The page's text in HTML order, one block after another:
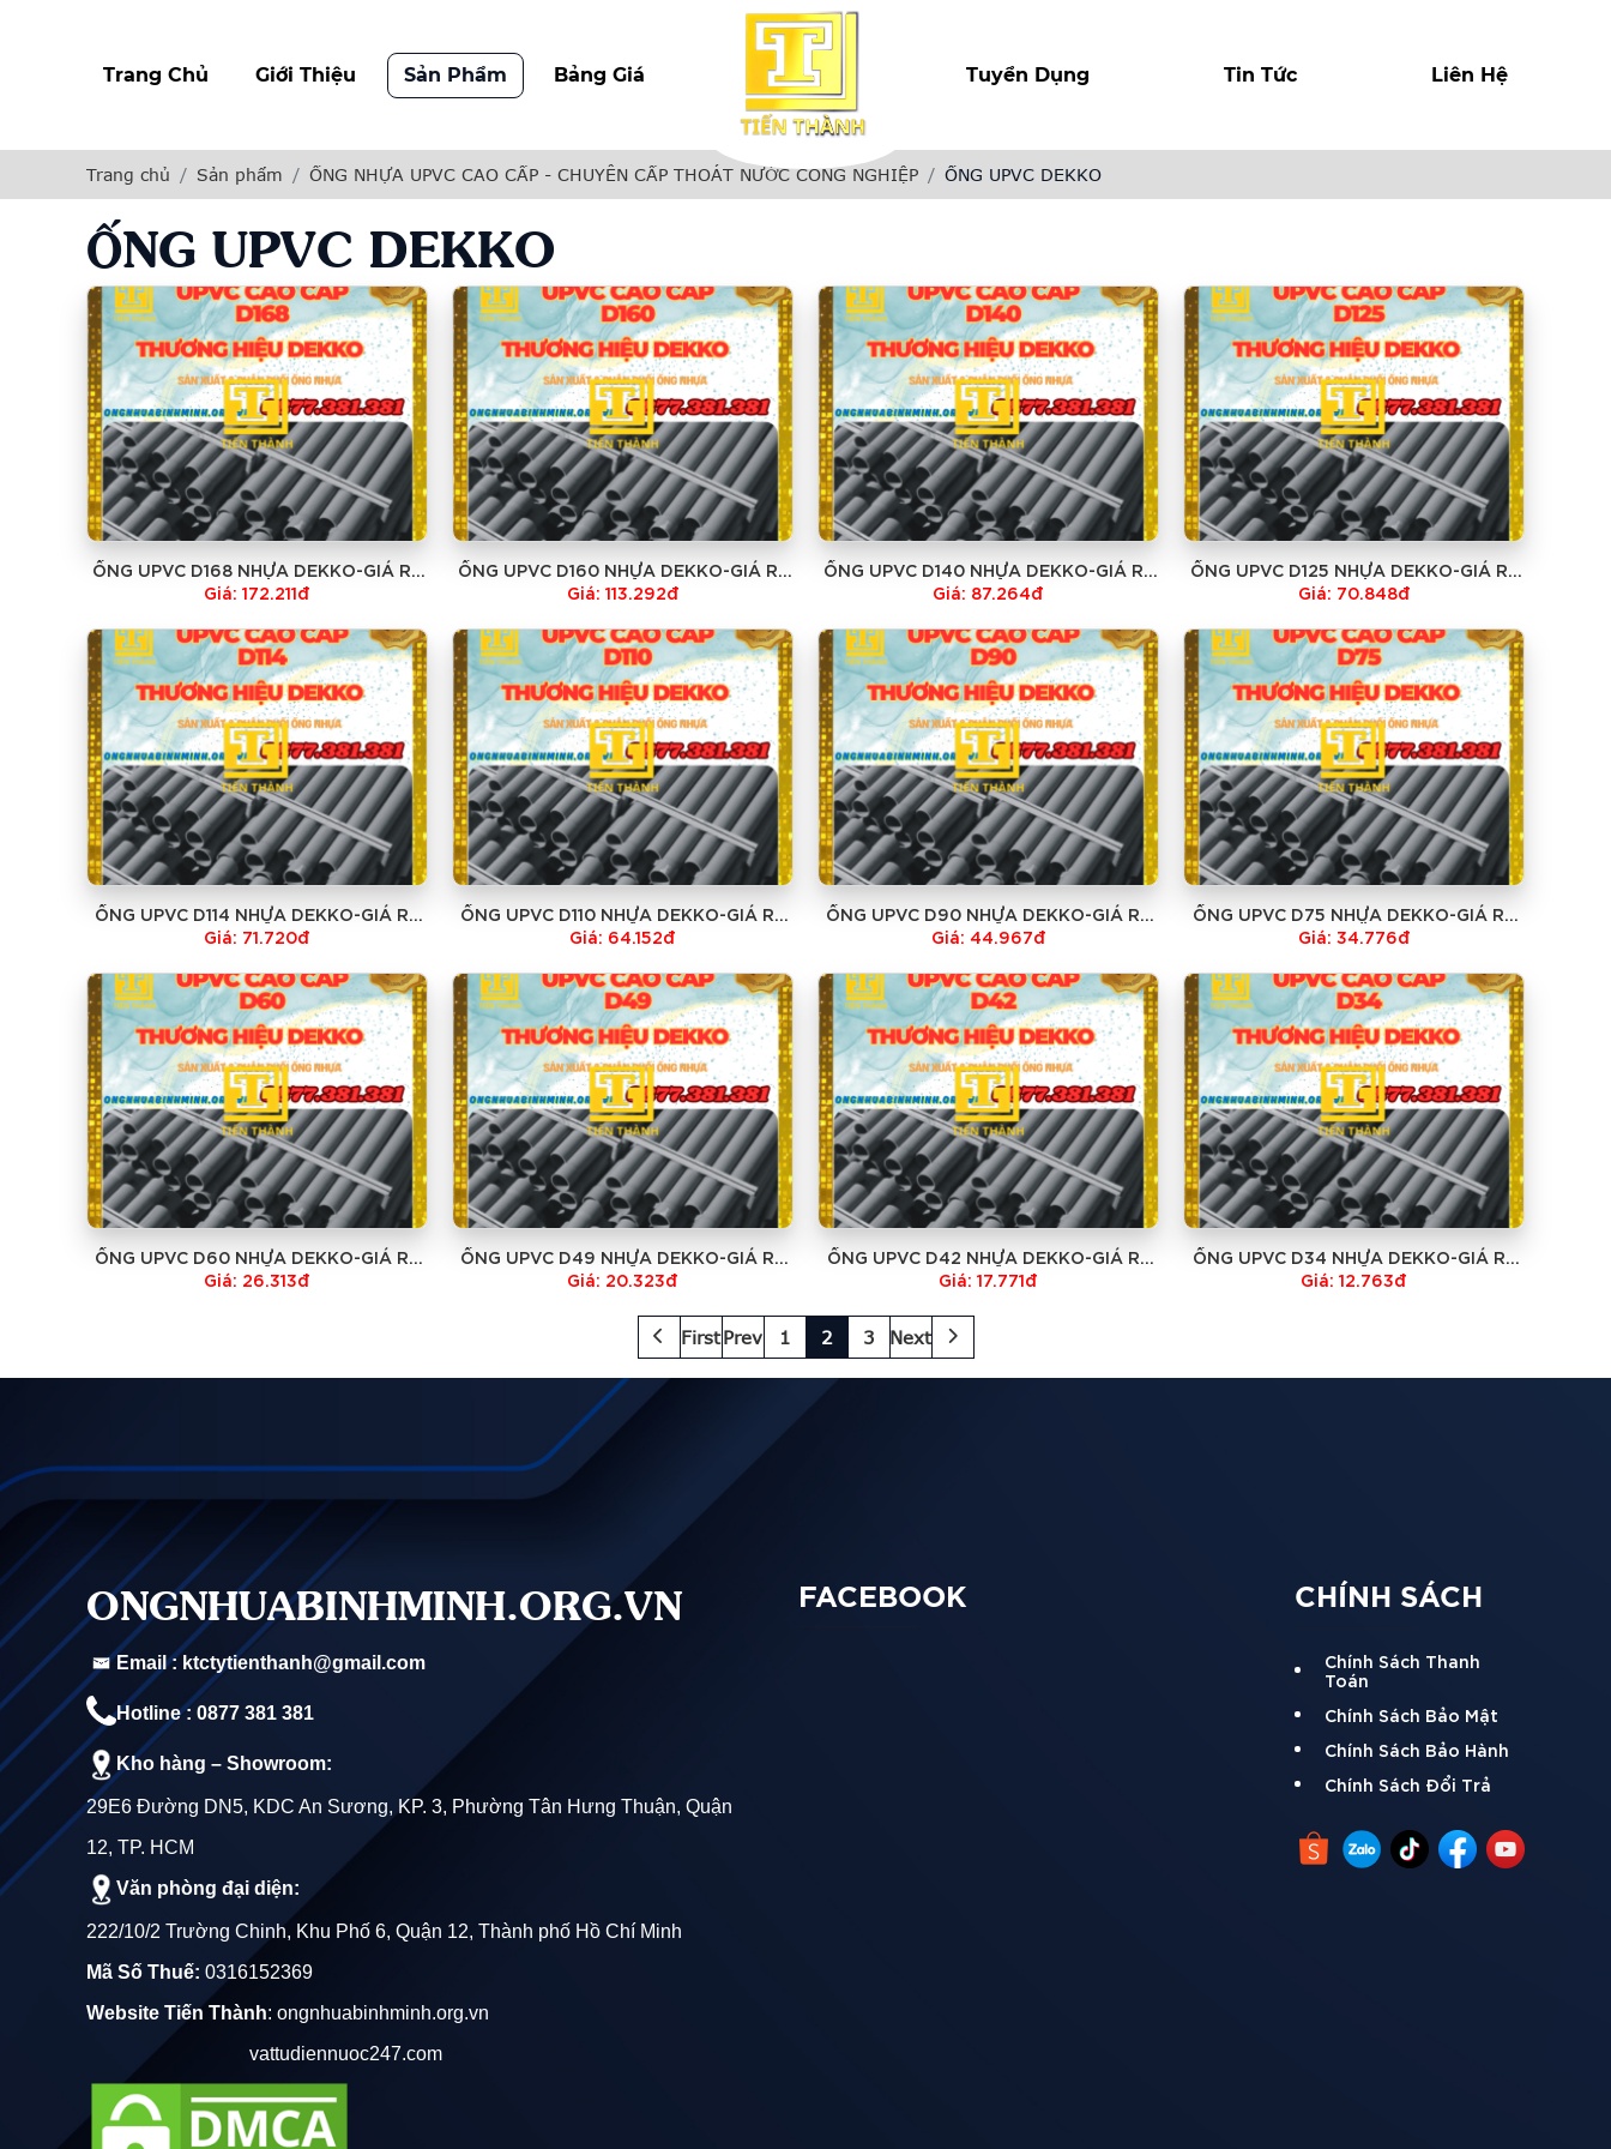
Trang Chủ Giới Thiệu Sản Phẩm Bảng Giá Tuyển Dụng Tin Tức Liên Hệ
Trang chủ Sản phẩm ỐNG NHỰA UPVC CAO CẤP - CHUYÊN CẤP THOÁT NƯỚC CÔNG NGHIỆP ỐNG UPVC DEKKO
ỐNG UPVC DEKKO
ỐNG UPVC D168 NHỰA DEKKO-GIÁ RẺ
NHẤT
Giá: 172.211đ
ỐNG UPVC D160 NHỰA DEKKO-GIÁ RẺ
NHẤT
Giá: 113.292đ
ỐNG UPVC D140 NHỰA DEKKO-GIÁ RẺ
NHẤT
Giá: 87.264đ
ỐNG UPVC D125 NHỰA DEKKO-GIÁ RẺ
NHẤT
Giá: 70.848đ
ỐNG UPVC D114 NHỰA DEKKO-GIÁ RẺ
NHẤT
Giá: 71.720đ
ỐNG UPVC D110 NHỰA DEKKO-GIÁ RẺ
NHẤT
Giá: 64.152đ
ỐNG UPVC D90 NHỰA DEKKO-GIÁ RẺ
NHẤT
Giá: 44.967đ
ỐNG UPVC D75 NHỰA DEKKO-GIÁ RẺ
NHẤT
Giá: 34.776đ
ỐNG UPVC D60 NHỰA DEKKO-GIÁ RẺ
NHẤT
Giá: 26.313đ
ỐNG UPVC D49 NHỰA DEKKO-GIÁ RẺ
NHẤT
Giá: 20.323đ
ỐNG UPVC D42 NHỰA DEKKO-GIÁ RẺ
NHẤT
Giá: 17.771đ
ỐNG UPVC D34 NHỰA DEKKO-GIÁ RẺ
NHẤT
Giá: 12.763đ
FirstPrev 1 2 3 Next
ONGNHUABINHMINH.ORG.VN
Email : ktctytienthanh@gmail.com
Hotline : 0877 381 381
Kho hàng – Showroom:
29E6 Đường DN5, KDC An Sương, KP. 3, Phường Tân Hưng Thuận, Quận
12, TP. HCM
Văn phòng đại diện:
222/10/2 Trường Chinh, Khu Phố 6, Quận 12, Thành phố Hồ Chí Minh
Mã Số Thuế: 0316152369
Website Tiến Thành: ongnhuabinhminh.org.vn
vattudiennuoc247.com
FACEBOOK CHÍNH SÁCH
Chính Sách Thanh
Toán
Chính Sách Bảo Mật
Chính Sách Bảo Hành
Chính Sách Đổi Trả